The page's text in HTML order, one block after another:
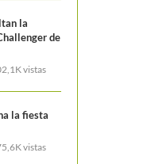
la
de
vistas
la fiesta
vistas